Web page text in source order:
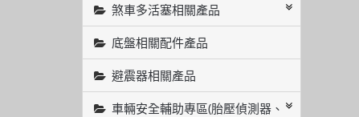
煞車多活塞相關產品
底盤相關配件產品
避震器相關產品
車輛安全輔助專區(胎壓偵測器、